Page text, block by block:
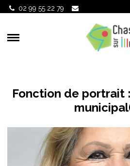
Gestion des traceurs
02 99 55 22 79
Fonction de portrait :